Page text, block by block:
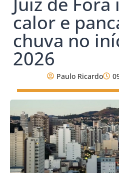
calor e
chuva no
2026
Paulo Ricardo